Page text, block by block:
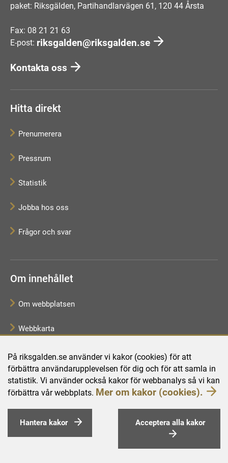
På riksgalden.se använder vi kakor (cookies) för att
förbättra användarupplevelsen för dig och för att samla in
statistik. Vi använder också kakor för webbanalys så vi kan
förbättra vår webbplats. Mer om kakor (cookies).
Hantera kakor Acceptera alla kakor
paket: Riksgälden, Partihandlarvägen 61, 120 44 Årsta
Fax: 08 21 21 63
E-post: riksgalden@riksgalden.se
Kontakta oss
Hitta direkt
Prenumerera
Pressrum
Statistik
Jobba hos oss
Frågor och svar
Om innehållet
Om webbplatsen
Webbkarta
Tillgänglighetsredogörelse
Behandling av personuppgifter